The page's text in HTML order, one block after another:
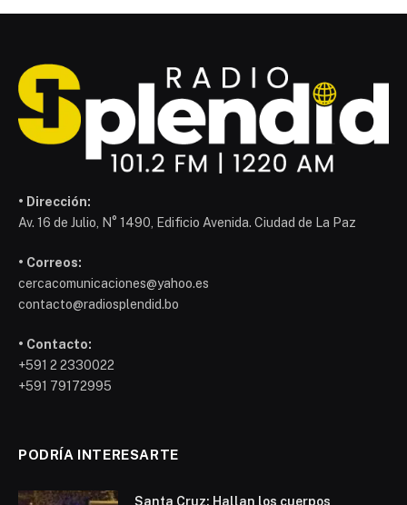
• Dirección:
Av. 16 de Julio, N° 1490, Edificio Avenida. Ciudad de La Paz
• Correos:
cercacomunicaciones@yahoo.es
contacto@radiosplendid.bo
• Contacto:
+591 2 2330022
+591 79172995
PODRÍA INTERESARTE
Santa Cruz: Hallan los cuerpos